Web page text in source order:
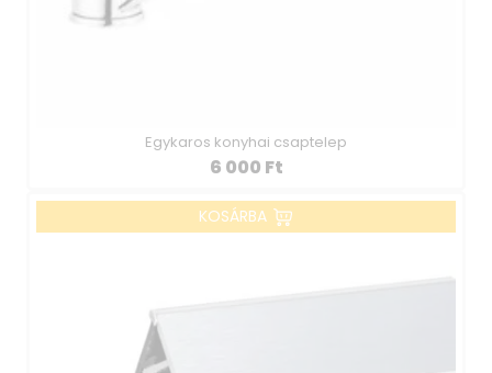
Egykaros konyhai csaptelep
6 000 Ft
KOSÁRBA